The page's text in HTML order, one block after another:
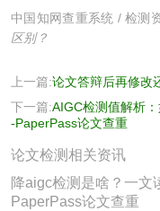
中国知网查重系统 /检测
区别？
上一篇:论文答辩后再修改
下一篇:AIGC检测值解析
-PaperPass论文查重
论文检测相关资讯
降aigc检测是啥？一文
PaperPass论文查重